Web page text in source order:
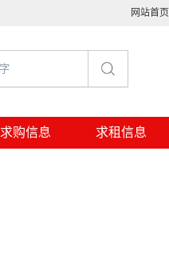
网站首页
求购信息 求租信息